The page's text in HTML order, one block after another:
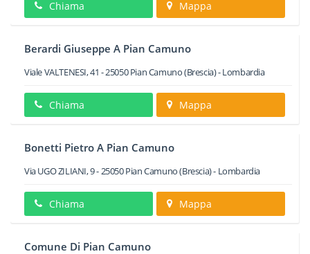
Chiama Mappa
Berardi Giuseppe A Pian Camuno
Viale VALTENESI, 41 -25050 Pian Camuno(Brescia) -Lombardia
Chiama Mappa
Bonetti Pietro A Pian Camuno
Via UGO ZILIANI, 9-25050Pian Camuno(Brescia) - Lombardia
Chiama Mappa
Comune Di Pian Camuno